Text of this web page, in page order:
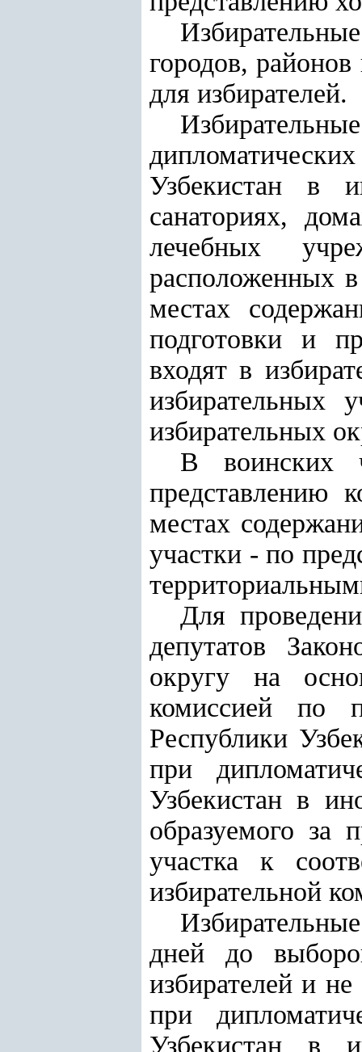
городов,
для избирателей.
Узбекистан в
санаториях,
лечебных
расположенных
местах
подготовки и
входят в
избирательных
избирательных
В воинских
представлению
местах
участки - по
Для
депутатов
округу на
комиссией по
Республики
при
Узбекистан в
образуемого за
участка к
избирательной
дней до
избирателей и
при
Узбекистан в